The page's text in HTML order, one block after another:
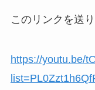
このリンクを送
https://youtu.be/